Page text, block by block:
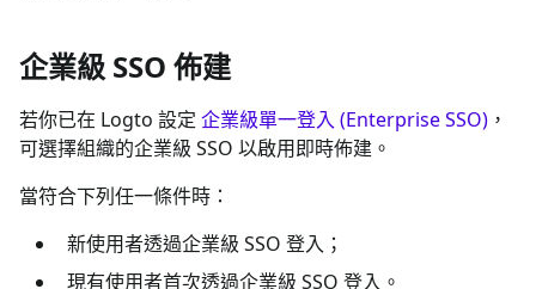
企業級 SSO 佈建
若你已在 Logto 設定 企業級單一登入 (Enterprise SSO) ，
可選擇組織的企業級 SSO 以啟用即時佈建。
當符合下列任一條件時：
新使用者透過企業級 SSO 登入；
現有使用者首次透過企業級 SSO 登入。